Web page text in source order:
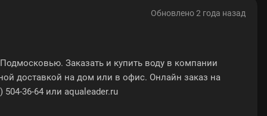
Обновлено 2 года назад
Заказать и купить воду в компании
доставкой на дом или в офис. Онлайн заказ на
36-64 или aqualeader.ru